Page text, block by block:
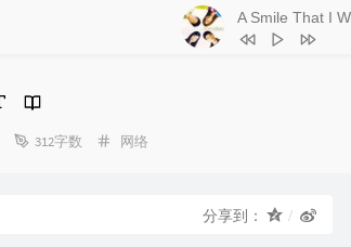
1
Ticket (Day Trip)
我可以坐你旁边吗
312字数
分
网络
分享到：